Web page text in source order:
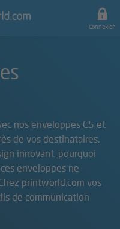
Connexion
nos enveloppes C5 et
de vos destinataires.
innovant, pourquoi
enveloppes ne
printworld.com vos
de communication